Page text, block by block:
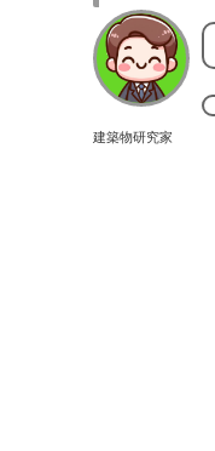
建築物研究家